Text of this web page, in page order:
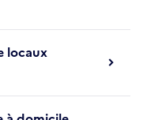
locaux